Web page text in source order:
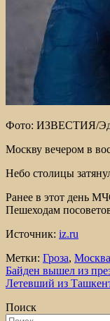
Фото: ИЗВЕСТИЯ/
Москву вечером в
Небо столицы
Ранее в этот день
Пешеходам
Источник: iz.ru
Метки: Гроза, Москва
Навигация
по
записям
Байден вышел из
Летевший из
Поиск